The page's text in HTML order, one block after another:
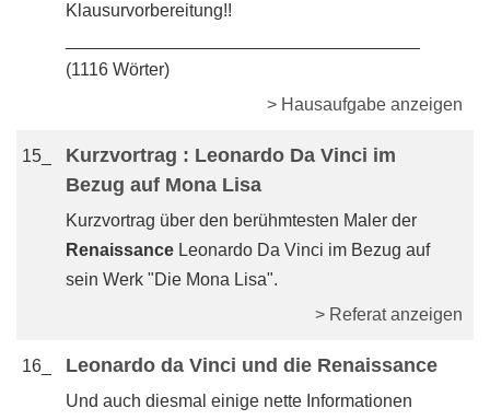
Klausurvorbereitung!!
(1116 Wörter)
> Hausaufgabe anzeigen
15_
Kurzvortrag : Leonardo Da Vinci im
Bezug auf Mona Lisa
Kurzvortrag über den berühmtesten Maler der
Renaissance Leonardo Da Vinci im Bezug auf
sein Werk "Die Mona Lisa".
> Referat anzeigen
16_ Leonardo da Vinci und die Renaissance
Und auch diesmal einige nette Informationen